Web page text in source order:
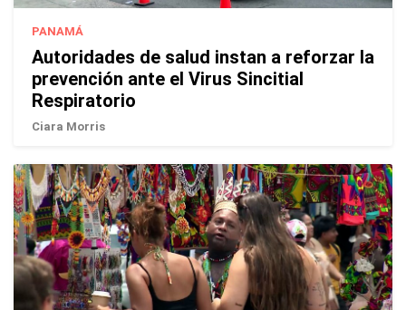
PANAMÁ
Autoridades de salud instan a reforzar la
prevención ante el Virus Sincitial
Respiratorio
Ciara Morris